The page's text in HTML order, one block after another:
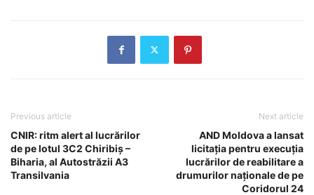
Previous article
CNIR: ritm alert al lucrărilor
de pe lotul 3C2 Chiribiș –
Biharia, al Autostrăzii A3
Transilvania
Next article
AND Moldova a lansat
licitația pentru execuția
lucrărilor de reabilitare a
drumurilor naționale de pe
Coridorul 24